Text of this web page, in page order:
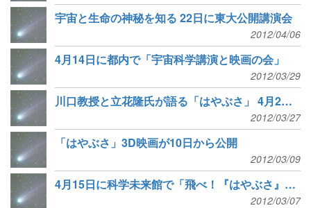
宇宙と生命の神秘を知る 22日に東大公開講演会
2012/04/06
4月14日に都内で「宇宙科学講演と映画の会」
2012/03/29
川口教授と立花隆氏が語る「はやぶさ」 4月2日に都内で
2012/03/27
「はやぶさ」3D映画が10日から公開
2012/03/09
4月15日に科学未来館で「飛べ！『はやぶさ』」朗読会
2012/03/07